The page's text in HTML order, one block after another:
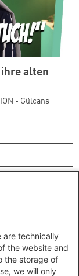
ihre alten
- Gülcans
28 Aktuelle Seite
29
are technically
the website and
the storage of
we will only